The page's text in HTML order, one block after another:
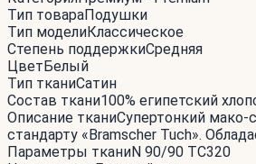
Тип товараПодушки
Тип моделиКлассическое
Степень поддержкиСредняя
ЦветБелый
Тип тканиСатин
Состав ткани100% египетский
Описание тканиСупертонкий мако-
стандарту «Bramscher Tuch».
Параметры тканиN 90/90 TC320